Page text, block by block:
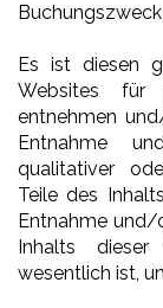
Es ist diesen
Websites für
entnehmen
Entnahme
qualitativer
Teile des
Entnahme und/
Inhalts
wesentlich ist,